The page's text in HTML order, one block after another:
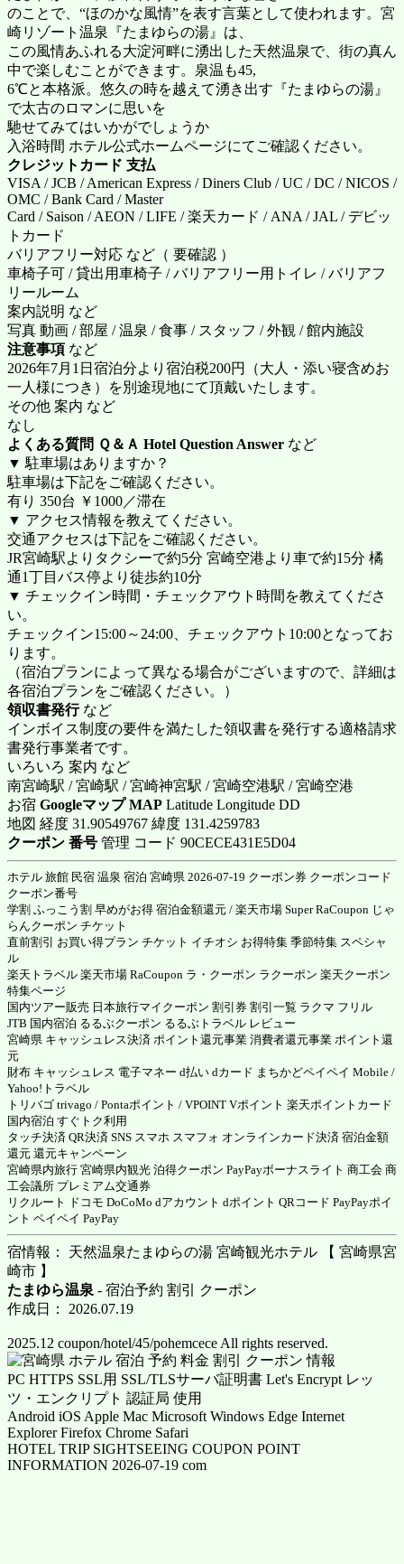
のことで、“ほのかな風情”を表す言葉として使われます。宮
崎リゾート温泉『たまゆらの湯』は、
この風情あふれる大淀河畔に湧出した天然温泉で、街の真ん
中で楽しむことができます。泉温も45,
6℃と本格派。悠久の時を越えて湧き出す『たまゆらの湯』
で太古のロマンに思いを
馳せてみてはいかがでしょうか
入浴時間 ホテル公式ホームページにてご確認ください。
クレジットカード 支払
VISA / JCB / American Express / Diners Club / UC / DC / NICOS /
OMC / Bank Card / Master
Card / Saison / AEON / LIFE / 楽天カード / ANA / JAL / デビッ
トカード
バリアフリー対応 など（ 要確認 ）
車椅子可 / 貸出用車椅子 / バリアフリー用トイレ / バリアフ
リールーム
案内説明 など
写真 動画 / 部屋 / 温泉 / 食事 / スタッフ / 外観 / 館内施設
注意事項 など
2026年7月1日宿泊分より宿泊税200円（大人・添い寝含めお
一人様につき）を別途現地にて頂戴いたします。
その他 案内 など
なし
よくある質問 Ｑ＆Ａ Hotel Question Answer など
▼ 駐車場はありますか？
駐車場は下記をご確認ください。
有り 350台 ￥1000／滞在
▼ アクセス情報を教えてください。
交通アクセスは下記をご確認ください。
JR宮崎駅よりタクシーで約5分 宮崎空港より車で約15分 橘
通1丁目バス停より徒歩約10分
▼ チェックイン時間・チェックアウト時間を教えてくださ
い。
チェックイン15:00～24:00、チェックアウト10:00となってお
ります。
（宿泊プランによって異なる場合がございますので、詳細は
各宿泊プランをご確認ください。）
領収書発行など
インボイス制度の要件を満たした領収書を発行する適格請求
書発行事業者です。
いろいろ 案内 など
南宮崎駅 / 宮崎駅 / 宮崎神宮駅 / 宮崎空港駅 / 宮崎空港
お宿 Googleマップ MAP Latitude Longitude DD
地図 経度 31.90549767 緯度 131.4259783
クーポン 番号 管理 コード 90CECE431E5D04
ホテル 旅館 民宿 温泉 宿泊 宮崎県 2026-07-19 クーポン券 クーポンコード
クーポン番号
学割 ふっこう割 早めがお得 宿泊金額還元 / 楽天市場 Super RaCoupon じゃ
らんクーポン チケット
直前割引 お買い得プラン チケット イチオシ お得特集 季節特集 スペシャ
ル
楽天トラベル 楽天市場 RaCoupon ラ・クーポン ラクーポン 楽天クーポン
特集ページ
国内ツアー販売 日本旅行マイクーポン 割引券 割引一覧 ラクマ フリル
JTB 国内宿泊 るるぶクーポン るるぶトラベル レビュー
宮崎県 キャッシュレス決済 ポイント還元事業 消費者還元事業 ポイント還
元
財布 キャッシュレス 電子マネー d払い dカード まちかどペイペイ Mobile /
Yahoo!トラベル
トリバゴ trivago / Pontaポイント / VPOINT Vポイント 楽天ポイントカード
国内宿泊 すぐトク利用
タッチ決済 QR決済 SNS スマホ スマフォ オンラインカード決済 宿泊金額
還元 還元キャンペーン
宮崎県内旅行 宮崎県内観光 泊得クーポン PayPayボーナスライト 商工会 商
工会議所 プレミアム交通券
リクルート ドコモ DoCoMo dアカウント dポイント QRコード PayPayポイ
ント ペイペイ PayPay
宿情報： 天然温泉たまゆらの湯 宮崎観光ホテル 【 宮崎県宮
崎市 】
たまゆら温泉 - 宿泊予約 割引 クーポン
作成日： 2026.07.19
2025.12 coupon/hotel/45/pohemcece All rights reserved.
PC HTTPS SSL用 SSL/TLSサーバ証明書 Let's Encrypt レッ
ツ・エンクリプト 認証局 使用
Android iOS Apple Mac Microsoft Windows Edge Internet
Explorer Firefox Chrome Safari
HOTEL TRIP SIGHTSEEING COUPON POINT
INFORMATION 2026-07-19 com